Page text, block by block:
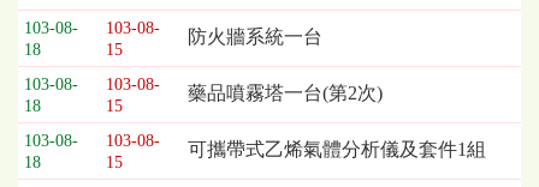
103-08-
18
103-08-
15
防火牆系統一台
103-08-
18
103-08-
15
藥品噴霧塔一台(第2次)
103-08-
18
103-08-
15
可攜帶式乙烯氣體分析儀及套件1組